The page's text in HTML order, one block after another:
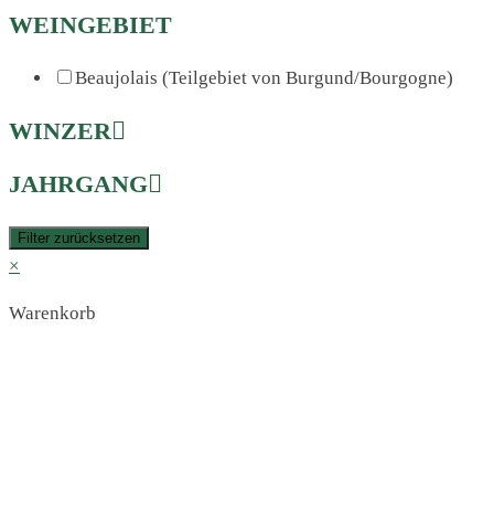
WEINGEBIET
Beaujolais (Teilgebiet von Burgund/Bourgogne)
WINZER
JAHRGANG
Filter zurücksetzen
×
Warenkorb